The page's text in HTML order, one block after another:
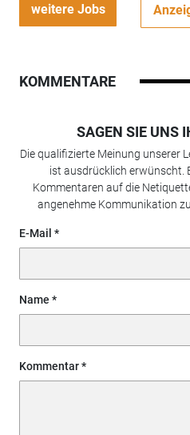
weitere Jobs
KOMMENTARE
SAGEN SIE UNS
Die qualifizierte Meinung unserer
ist ausdrücklich erwünscht.
Kommentaren auf die
angenehme Kommunikation
E-Mail
Name
Kommentar